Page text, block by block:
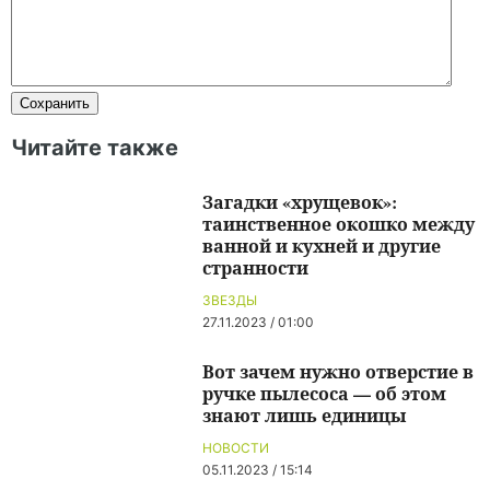
Читайте также
ЗВЕЗДЫ
27.11.2023 / 01:00
Загадки «хрущевок»:
таинственное окошко между
ванной и кухней и другие
странности
НОВОСТИ
05.11.2023 / 15:14
Вот зачем нужно отверстие в
ручке пылесоса — об этом
знают лишь единицы